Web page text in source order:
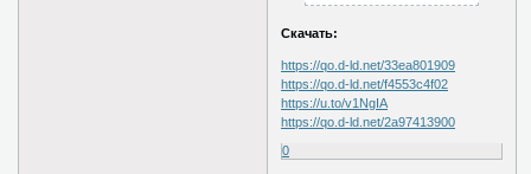
Скачать:
https://qo.d-ld.net/33ea801909
https://qo.d-ld.net/f4553c4f02
https://u.to/v1NgIA
https://qo.d-ld.net/2a97413900
0